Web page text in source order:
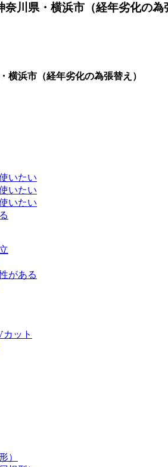
川県・横浜市（経年劣化の為
横浜市（経年劣化の為張替え）
いたい
いたい
いたい
がある
カット
）